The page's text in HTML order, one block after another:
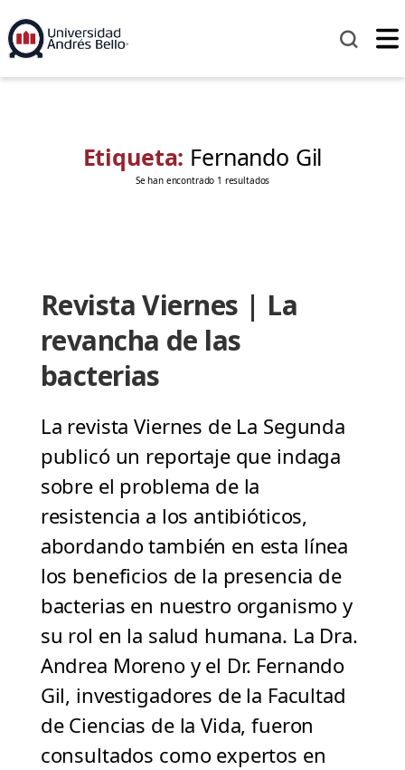
Etiqueta: Fernando Gil
Se han encontrado 1 resultados
Revista Viernes | La
revancha de las
bacterias
La revista Viernes de La Segunda
publicó un reportaje que indaga
sobre el problema de la
resistencia a los antibióticos,
abordando también en esta línea
los beneficios de la presencia de
bacterias en nuestro organismo y
su rol en la salud humana. La Dra.
Andrea Moreno y el Dr. Fernando
Gil, investigadores de la Facultad
de Ciencias de la Vida, fueron
consultados como expertos en